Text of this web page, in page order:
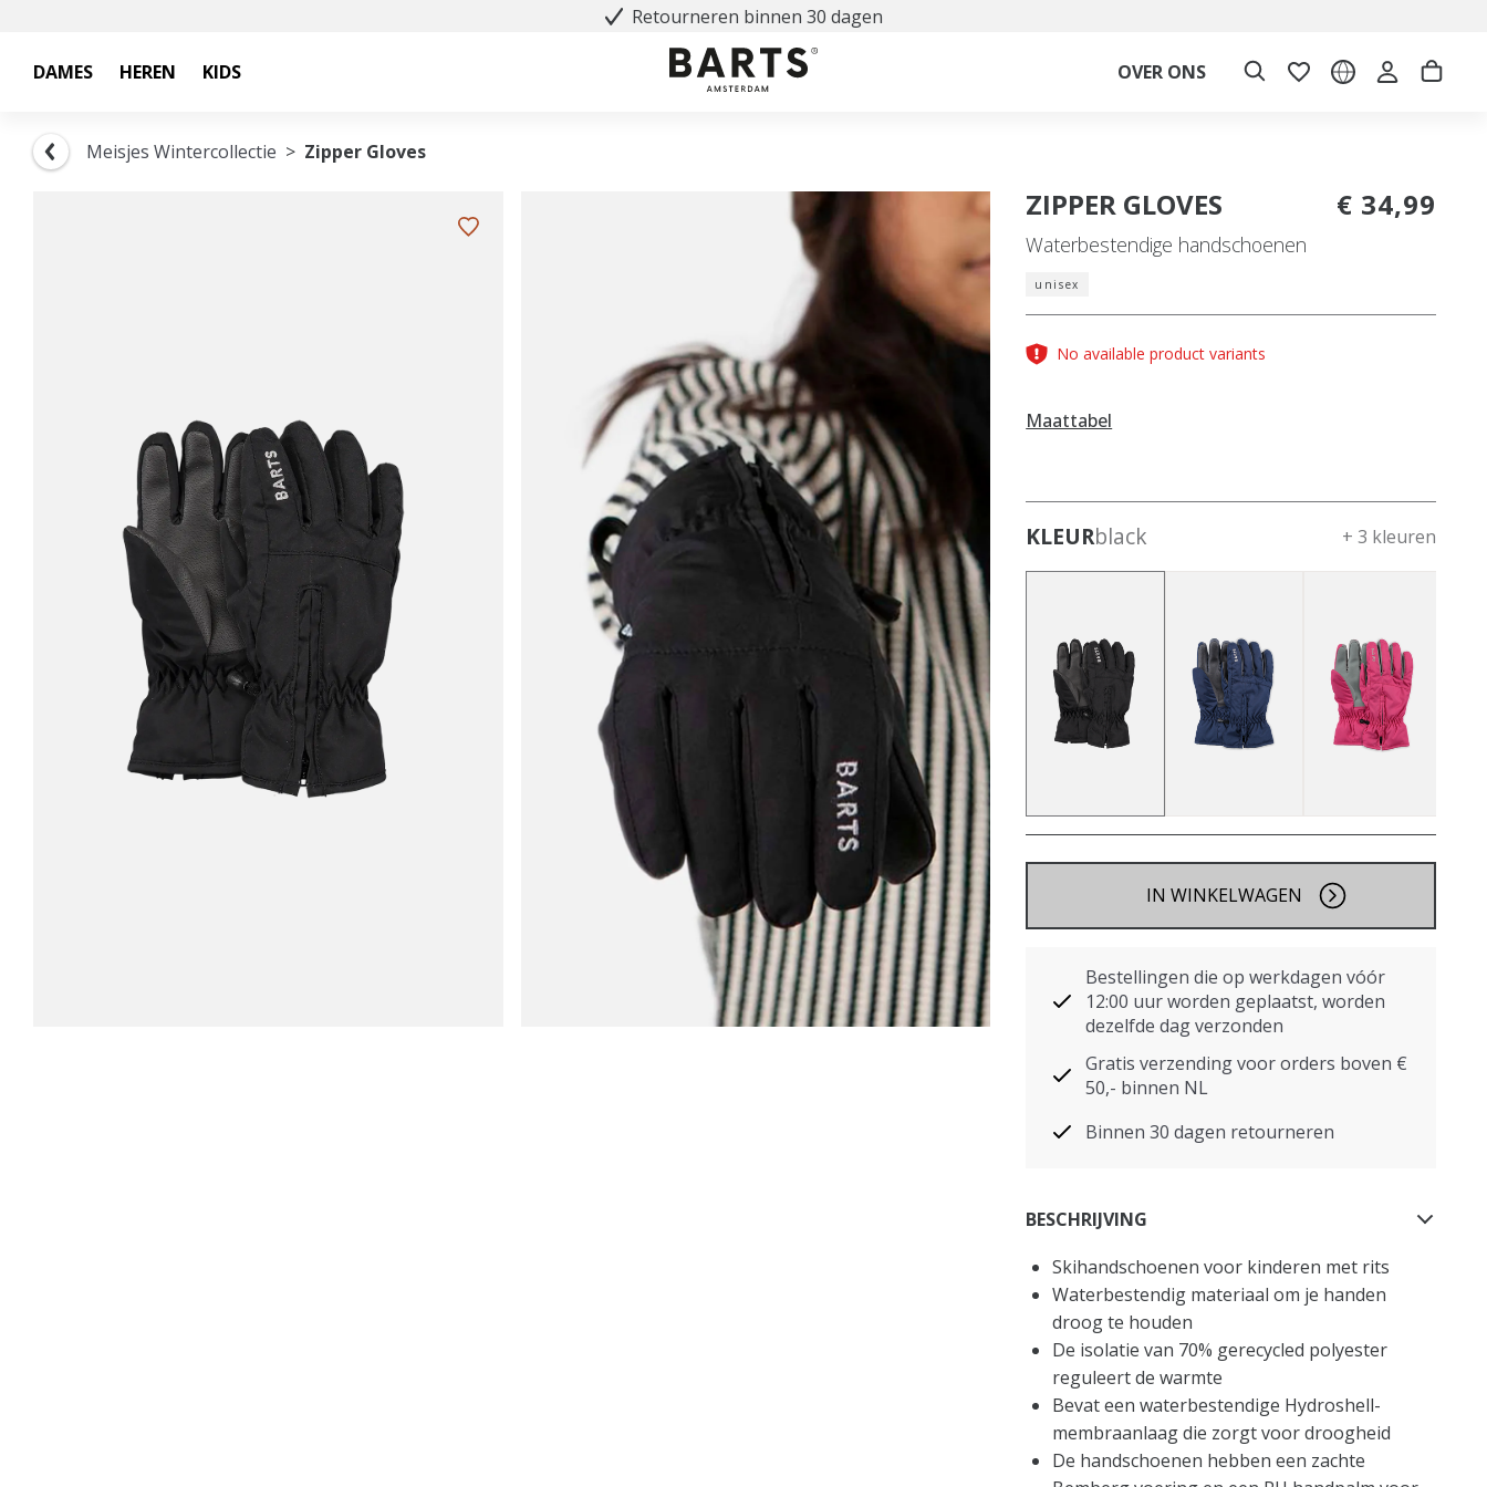
Retourneren binnen 30 dagen
DAMES HEREN KIDS OVER ONS
Meisjes Wintercollectie Zipper Gloves
ZIPPER GLOVES
Waterbestendige handschoenen
€ 34,99
unisex
No available product variants
Maattabel
KLEURblack + 3 kleuren
IN WINKELWAGEN
Bestellingen die op werkdagen vóór
12:00 uur worden geplaatst, worden
dezelfde dag verzonden
Gratis verzending voor orders boven €
50,- binnen NL
Binnen 30 dagen retourneren
BESCHRIJVING
Skihandschoenen voor kinderen met rits
Waterbestendig materiaal om je handen
droog te houden
De isolatie van 70% gerecycled polyester
reguleert de warmte
Bevat een waterbestendige Hydroshell-
membraanlaag die zorgt voor droogheid
De handschoenen hebben een zachte